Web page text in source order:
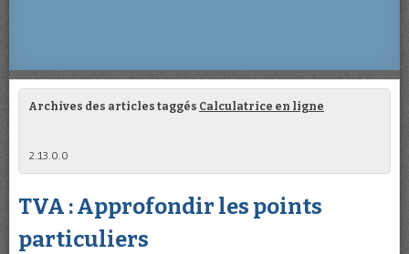
Archives des articles taggés Calculatrice en ligne
2.13.0.0
TVA : Approfondir les points
particuliers